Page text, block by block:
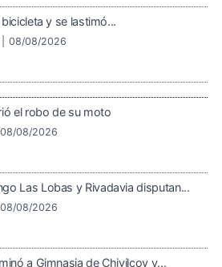
y se lastimó...
08/08/2026
el robo de su moto
08/08/2026
Las Lobas y Rivadavia disputan...
08/08/2026
a Gimnasia de Chivilcoy y...